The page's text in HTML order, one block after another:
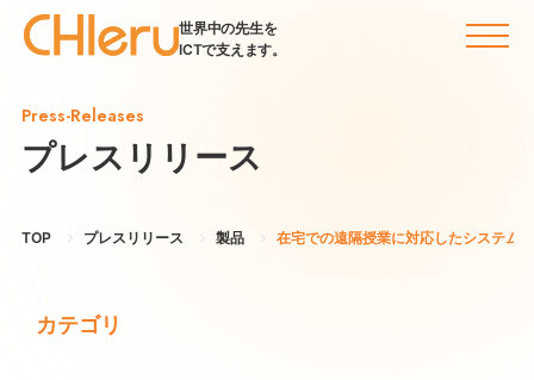
世界中の先生を
ICTで支えます。
Press-Releases
プレスリリース
TOP プレスリリース 製品 在宅での遠隔授業に対応したシステム
カテゴリ